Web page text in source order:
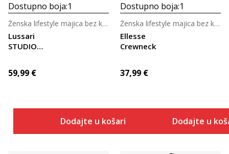
Dostupno boja:1
Lussari
STUDIO
Ženska lifestyle majica bez kragne
59,99 €
Dodajte u košaricu
Dostupno boja:1
Ellesse
Crewneck
Ženska lifestyle majica bez kragne
37,99 €
Dodajte u